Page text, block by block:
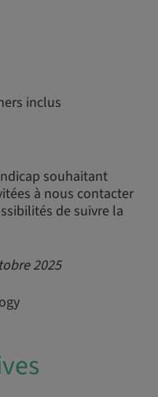
inclus
souhaitant
à nous contacter
de suivre la
2025